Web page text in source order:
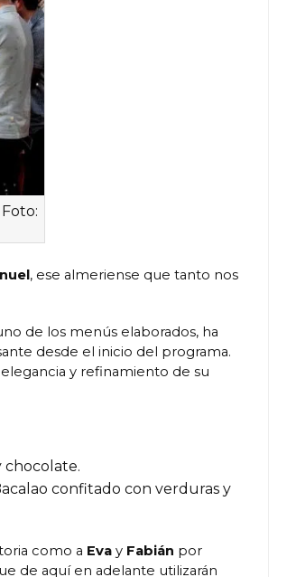
, ese almeriense que tanto nos
de los menús elaborados, ha
desde el inicio del programa.
y refinamiento de su
chocolate.
confitado con verduras y
como a Eva y Fabián por
de aquí en adelante utilizarán